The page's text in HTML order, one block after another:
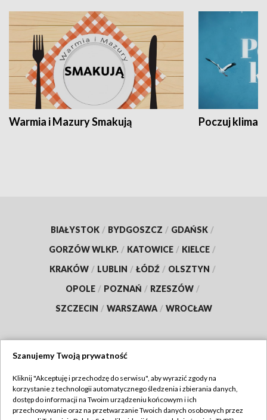
Warmia i Mazury Smakują Poczuj klimat
BIAŁYSTOK / BYDGOSZCZ / GDAŃSK /
GORZÓW WLKP. / KATOWICE / KIELCE /
KRAKÓW / LUBLIN / ŁÓDŹ / OLSZTYN /
OPOLE / POZNAŃ / RZESZÓW /
SZCZECIN / WARSZAWA / WROCŁAW
TVP
Abonament TVP
Regulamin TVP
Szanujemy Twoją prywatność
Kliknij "Akceptuję i przechodzę do serwisu", aby wyrazić zgody na
korzystanie z technologii automatycznego śledzenia i zbierania danych,
dostęp do informacji na Twoim urządzeniu końcowym i ich
przechowywanie oraz na przetwarzanie Twoich danych osobowych przez